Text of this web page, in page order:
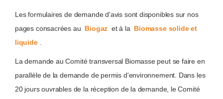
Les formulaires de demande d'avis sont disponibles sur nos
pages consacrées au Biogaz et à la Biomasse solide et
liquide.
La demande au Comité transversal Biomasse peut se faire en
parallèle de la demande de permis d'environnement. Dans les
20 jours ouvrables de la réception de la demande, le Comité